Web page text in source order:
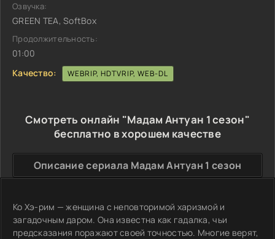
Озвучка:
GREEN TEA, SoftBox
Продолжительность:
01:00
Качество:
WEBRIP, HDTVRIP, WEB-DL
Смотреть онлайн "Мадам Антуан 1 сезон"
бесплатно в хорошем качестве
Описание сериала Мадам Антуан 1 сезон
Ко Хэ-рим — женщина с неповторимой харизмой и
загадочным даром. Она известна как гадалка, чьи
предсказания поражают своей точностью. Многие верят,